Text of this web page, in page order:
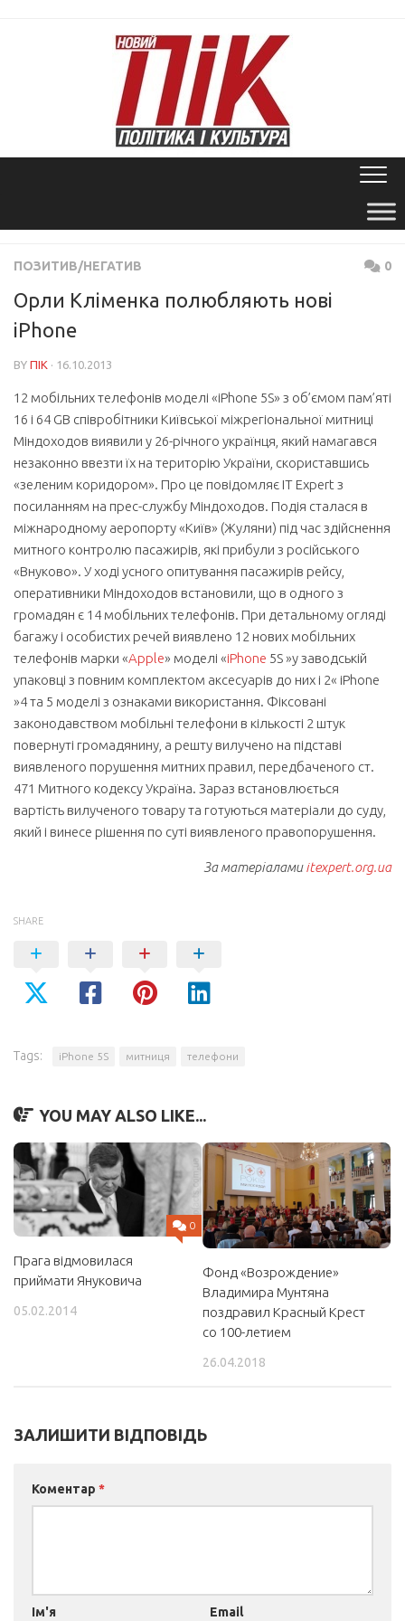
ПОЗИТИВ/НЕГАТИВ 0
Орли Кліменка полюбляють нові
iPhone
BY ПІК · 16.10.2013
12 мобільних телефонів моделі «iPhone 5S» з об’ємом пам’яті
16 і 64 GB співробітники Київської міжрегіональної митниці
Міндоходов виявили у 26-річного українця, який намагався
незаконно ввезти їх на територію України, скориставшись
«зеленим коридором». Про це повідомляє IT Expert з
посиланням на прес-службу Міндоходов. Подія сталася в
міжнародному аеропорту «Київ» (Жуляни) під час здійснення
митного контролю пасажирів, які прибули з російського
«Внуково». У ході усного опитування пасажирів рейсу,
оперативники Міндоходов встановили, що в одного з
громадян є 14 мобільних телефонів. При детальному огляді
багажу і особистих речей виявлено 12 нових мобільних
телефонів марки «Apple» моделі «iPhone 5S »у заводській
упаковці з повним комплектом аксесуарів до них і 2« iPhone
»4 та 5 моделі з ознаками використання. Фіксовані
законодавством мобільні телефони в кількості 2 штук
повернуті громадянину, а решту вилучено на підставі
виявленого порушення митних правил, передбаченого ст.
471 Митного кодексу Україна. Зараз встановлюється
вартість вилученого товару та готуються матеріали до суду,
який і винесе рішення по суті виявленого правопорушення.
За матеріаламиitexpert.org.ua
SHARE
Tags: iPhone 5S митниця телефони
YOU MAY ALSO LIKE...
0
Прага відмовилася
приймати Януковича
05.02.2014
Фонд «Возрождение»
Владимира Мунтяна
поздравил Красный Крест
со 100-летием
26.04.2018
ЗАЛИШИТИ ВІДПОВІДЬ
Коментар *
Ім'я Email